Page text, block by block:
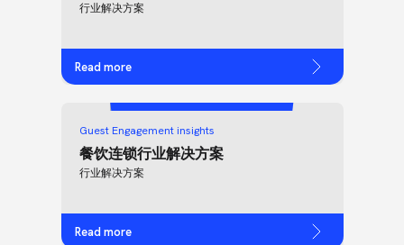
行业解决方案
Read more
Guest Engagement insights
餐饮连锁行业解决方案
行业解决方案
Read more